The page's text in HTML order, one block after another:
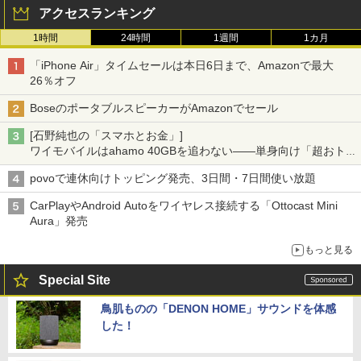
アクセスランキング
1時間 24時間 1週間 1カ月
「iPhone Air」タイムセールは本日6日まで、Amazonで最大
26％オフ
BoseのポータブルスピーカーがAmazonでセール
[石野純也の「スマホとお金」]
ワイモバイルはahamo 40GBを追わない――単身向け「超おトク
割」の安さと1年限定の注意点
povoで連休向けトッピング発売、3日間・7日間使い放題
CarPlayやAndroid Autoをワイヤレス接続する「Ottocast Mini
Aura」発売
もっと見る
Special Site
鳥肌ものの「DENON HOME」サウンドを体感
した！